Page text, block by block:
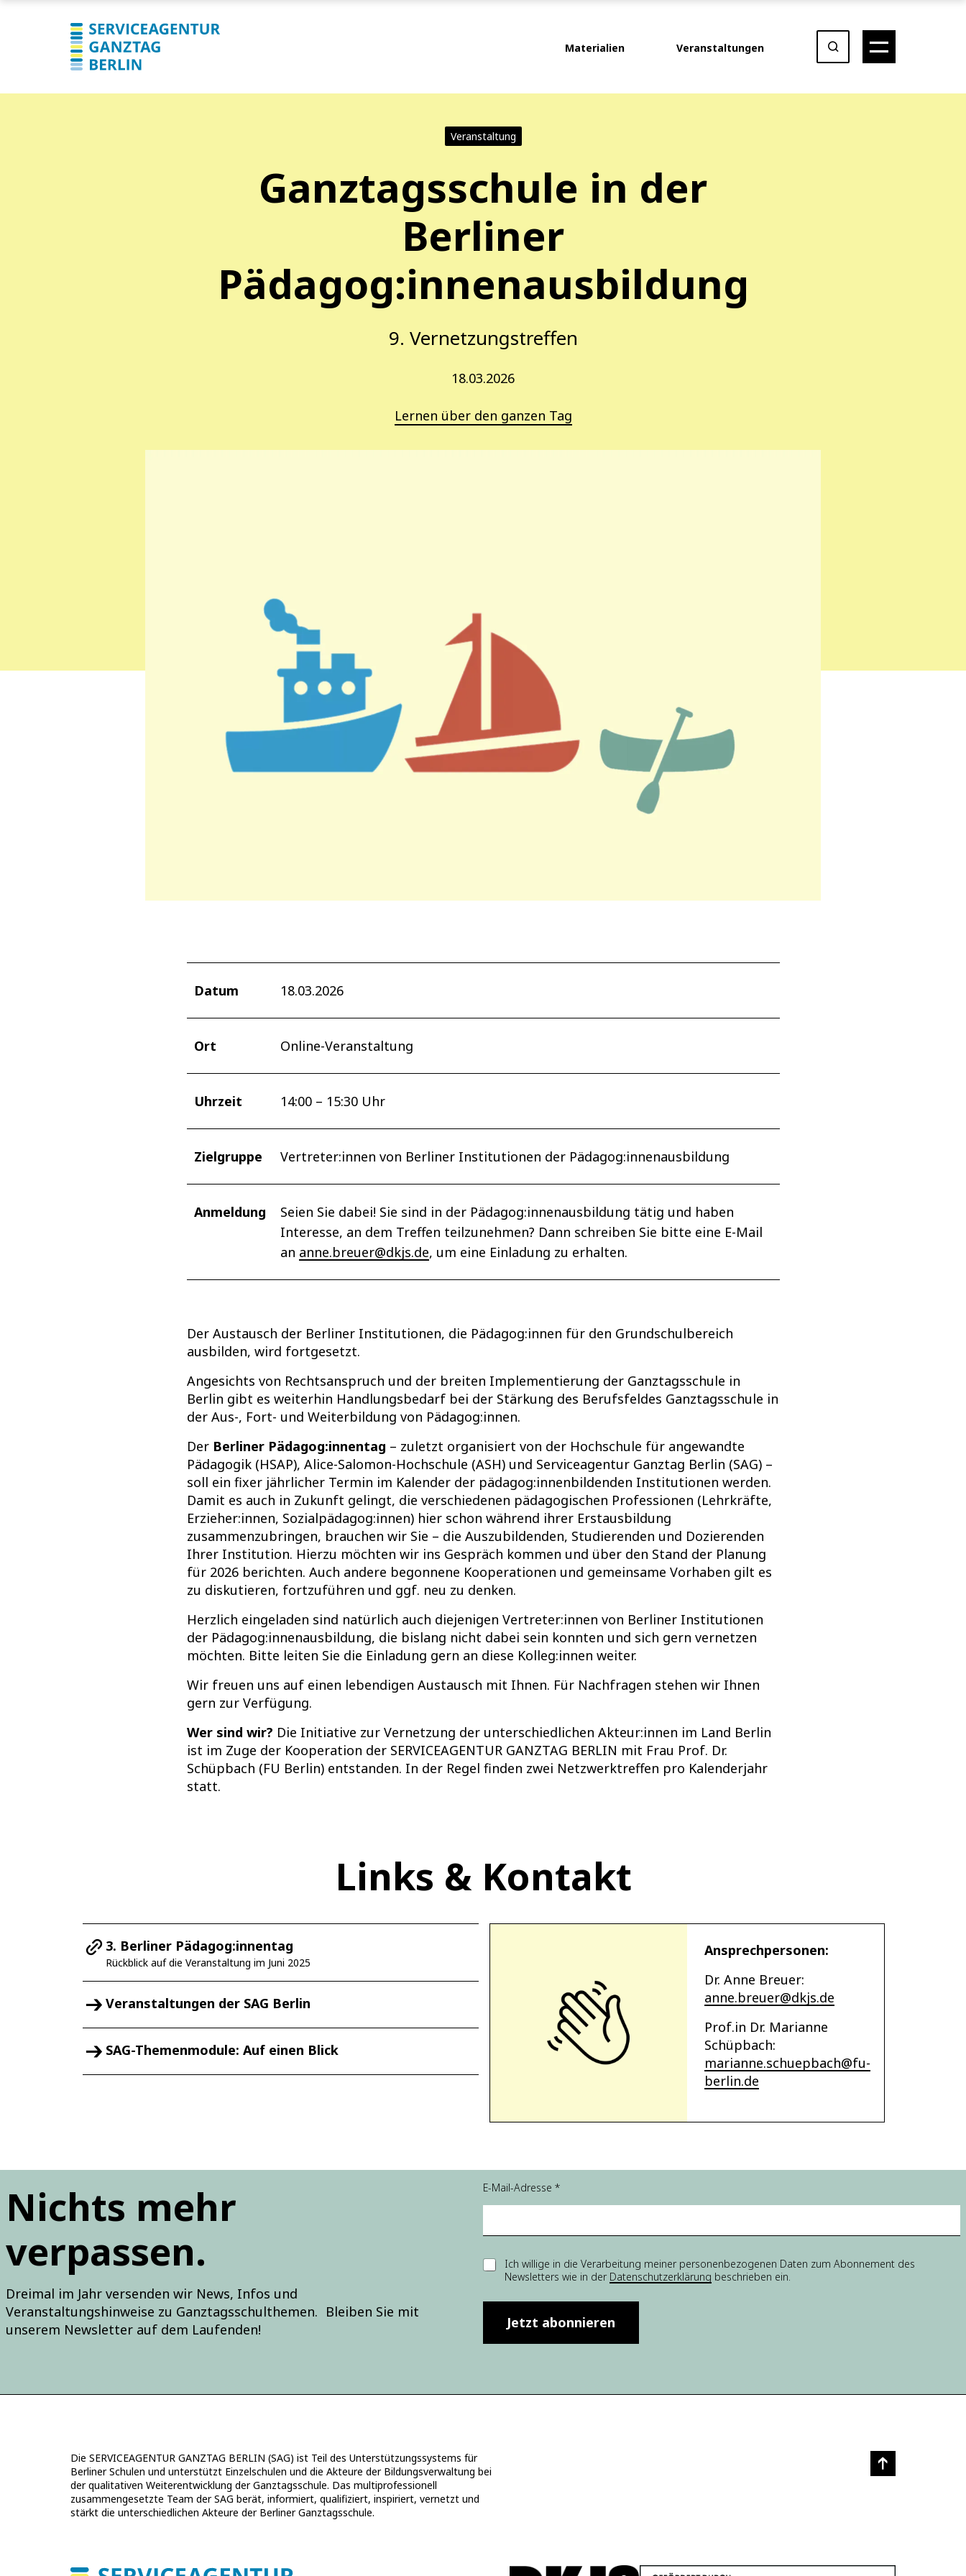
Materialien Veranstaltungen
Veranstaltung
Ganztagsschule in der
Berliner
Pädagog:innenausbildung
9. Vernetzungstreffen
18.03.2026
Lernen über den ganzen Tag
Datum 18.03.2026
Ort Online-Veranstaltung
Uhrzeit 14:00 – 15:30 Uhr
Zielgruppe Vertreter:innen von Berliner Institutionen der Pädagog:innenausbildung
Anmeldung
Seien Sie dabei! Sie sind in der Pädagog:innenausbildung tätig und haben
Interesse, an dem Treffen teilzunehmen? Dann schreiben Sie bitte eine E-Mail
an anne.breuer@dkjs.de, um eine Einladung zu erhalten.
Der Austausch der Berliner Institutionen, die Pädagog:innen für den Grundschulbereich
ausbilden, wird fortgesetzt.
Angesichts von Rechtsanspruch und der breiten Implementierung der Ganztagsschule in
Berlin gibt es weiterhin Handlungsbedarf bei der Stärkung des Berufsfeldes Ganztagsschule in
der Aus-, Fort- und Weiterbildung von Pädagog:innen.
Der Berliner Pädagog:innentag – zuletzt organisiert von der Hochschule für angewandte
Pädagogik (HSAP), Alice-Salomon-Hochschule (ASH) und Serviceagentur Ganztag Berlin (SAG) –
soll ein fixer jährlicher Termin im Kalender der pädagog:innenbildenden Institutionen werden.
Damit es auch in Zukunft gelingt, die verschiedenen pädagogischen Professionen (Lehrkräfte,
Erzieher:innen, Sozialpädagog:innen) hier schon während ihrer Erstausbildung
zusammenzubringen, brauchen wir Sie – die Auszubildenden, Studierenden und Dozierenden
Ihrer Institution. Hierzu möchten wir ins Gespräch kommen und über den Stand der Planung
für 2026 berichten. Auch andere begonnene Kooperationen und gemeinsame Vorhaben gilt es
zu diskutieren, fortzuführen und ggf. neu zu denken.
Herzlich eingeladen sind natürlich auch diejenigen Vertreter:innen von Berliner Institutionen
der Pädagog:innenausbildung, die bislang nicht dabei sein konnten und sich gern vernetzen
möchten. Bitte leiten Sie die Einladung gern an diese Kolleg:innen weiter.
Wir freuen uns auf einen lebendigen Austausch mit Ihnen. Für Nachfragen stehen wir Ihnen
gern zur Verfügung.
Wer sind wir? Die Initiative zur Vernetzung der unterschiedlichen Akteur:innen im Land Berlin
ist im Zuge der Kooperation der SERVICEAGENTUR GANZTAG BERLIN mit Frau Prof. Dr.
Schüpbach (FU Berlin) entstanden. In der Regel finden zwei Netzwerktreffen pro Kalenderjahr
statt.
Links & Kontakt
3. Berliner Pädagog:innentag
Rückblick auf die Veranstaltung im Juni 2025
Veranstaltungen der SAG Berlin
SAG-Themenmodule: Auf einen Blick
Ansprechpersonen:
Dr. Anne Breuer:
anne.breuer@dkjs.de
Prof.in Dr. Marianne
Schüpbach:
marianne.schuepbach@fu-
berlin.de
Nichts mehr
verpassen.
Dreimal im Jahr versenden wir News, Infos und
Veranstaltungshinweise zu Ganztagsschulthemen. Bleiben Sie mit
unserem Newsletter auf dem Laufenden!
E-Mail-Adresse *
*E
w
l
Ich willige in die Verarbeitung meiner personenbezogenen Daten zum Abonnement des
Newsletters wie in der Datenschutzerklärung beschrieben ein.
Jetzt abonnieren
Die SERVICEAGENTUR GANZTAG BERLIN (SAG) ist Teil des Unterstützungssystems für
Berliner Schulen und unterstützt Einzelschulen und die Akteure der Bildungsverwaltung bei
der qualitativen Weiterentwicklung der Ganztagsschule. Das multiprofessionell
zusammengesetzte Team der SAG berät, informiert, qualifiziert, inspiriert, vernetzt und
stärkt die unterschiedlichen Akteure der Berliner Ganztagsschule.